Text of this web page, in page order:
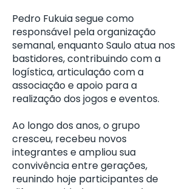
Pedro Fukuia segue como
responsável pela organização
semanal, enquanto Saulo atua nos
bastidores, contribuindo com a
logística, articulação com a
associação e apoio para a
realização dos jogos e eventos.
Ao longo dos anos, o grupo
cresceu, recebeu novos
integrantes e ampliou sua
convivência entre gerações,
reunindo hoje participantes de